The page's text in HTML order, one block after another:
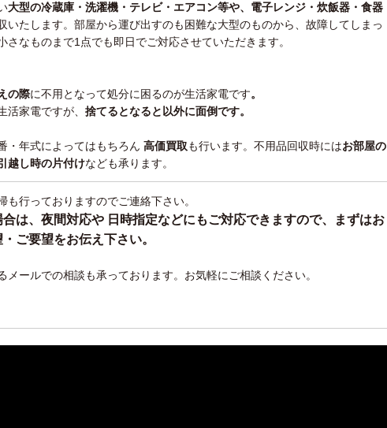
大型の冷蔵庫・洗濯機・テレビ・エアコン等や、 電子レンジ・炊飯器・食器
いたします。部屋から運び出すのも困難な大型のものから、故障してしまっ
さなものまで1点でも即日でご対応させていただきます。
の際に不用となって処分に困るのが生活家電です。
活家電ですが、 捨てるとなると以外に面倒です。
・年式によってはもちろん 高価買取も行います。不用品回収時にはお部屋の
越し時の片付けなども承ります。
も行っておりますのでご連絡下さい。
合は、夜間対応や 日時指定などにもご対応できますので、まずはお
ご要望をお伝え下さい。
メールでの相談も承っております。お気軽にご相談ください。